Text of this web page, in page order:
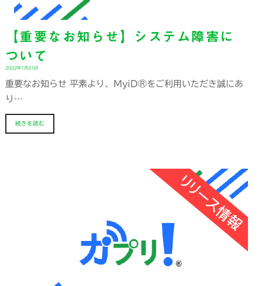
【重要なお知らせ】システム障害に
ついて
2022年1月21日
重要なお知らせ 平素より、MyiD®をご利用いただき誠にあ
り…
続きを読む